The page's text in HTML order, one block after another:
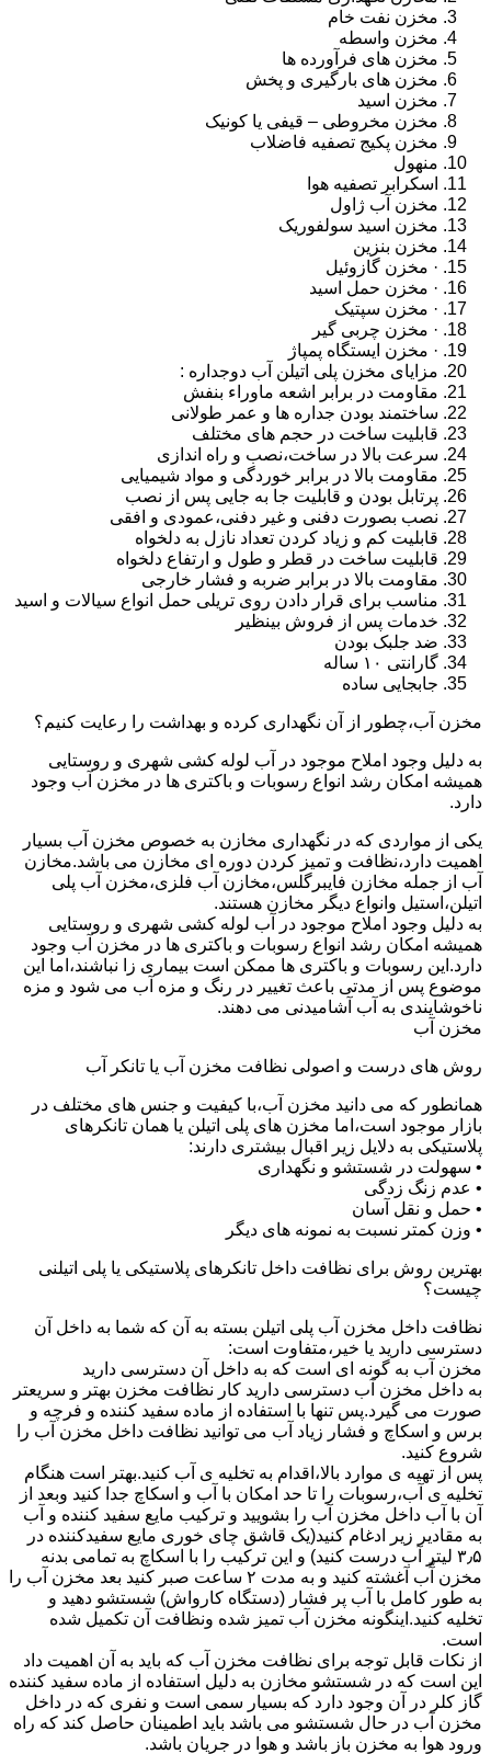
مخزن نفت خام
مخزن واسطه
مخزن های فرآورده ها
مخزن های بارگیری و پخش
مخزن اسید
مخزن مخروطی – قیفی یا کونیک
مخزن پکیج تصفیه فاضلاب
منهول
اسکرابر تصفیه هوا
مخزن آب ژاول
مخزن اسید سولفوریک
مخزن بنزین
· مخزن گازوئیل
· مخزن حمل اسید
· مخزن سپتیک
· مخزن چربی گیر
· مخزن ایستگاه پمپاژ
مزایای مخزن پلی اتیلن آب دوجداره :
مقاومت در برابر اشعه ماوراء بنفش
ساختمند بودن جداره ها و عمر طولانی
قابلیت ساخت در حجم های مختلف
سرعت بالا در ساخت،نصب و راه اندازی
مقاومت بالا در برابر خوردگی و مواد شیمیایی
پرتابل بودن و قابلیت جا به جایی پس از نصب
نصب بصورت دفنی و غیر دفنی،عمودی و افقی
قابلیت کم و زیاد کردن تعداد نازل به دلخواه
قابلیت ساخت در قطر و طول و ارتفاع دلخواه
مقاومت بالا در برابر ضربه و فشار خارجی
مناسب برای قرار دادن روی تریلی حمل انواع سیالات و اسید
خدمات پس از فروش بینظیر
ضد جلبک بودن
گارانتی ۱۰ ساله
جابجایی ساده
مخزن آب،چطور از آن نگهداری کرده و بهداشت را رعایت کنیم؟
به دلیل وجود املاح موجود در آب لوله کشی شهری و روستایی
همیشه امکان رشد انواع رسوبات و باکتری ها در مخزن آب وجود
دارد.
یکی از مواردی که در نگهداری مخازن به خصوص مخزن آب بسیار
اهمیت دارد،نظافت و تمیز کردن دوره ای مخازن می باشد.مخازن
آب از جمله مخازن فایبرگلس،مخازن آب فلزی،مخزن آب پلی
اتیلن،استیل وانواع دیگر مخازن هستند.
به دلیل وجود املاح موجود در آب لوله کشی شهری و روستایی
همیشه امکان رشد انواع رسوبات و باکتری ها در مخزن آب وجود
دارد.این رسوبات و باکتری ها ممکن است بیماری زا نباشند،اما این
موضوع پس از مدتی باعث تغییر در رنگ و مزه آب می شود و مزه
ناخوشایندی به آب آشامیدنی می دهند.
مخزن آب
روش های درست و اصولی نظافت مخزن آب یا تانکر آب
همانطور که می دانید مخزن آب،با کیفیت و جنس های مختلف در
بازار موجود است،اما مخزن های پلی اتیلن یا همان تانکرهای
پلاستیکی به دلایل زیر اقبال بیشتری دارند:
• سهولت در شستشو و نگهداری
• عدم زنگ زدگی
• حمل و نقل آسان
• وزن کمتر نسبت به نمونه های دیگر
بهترین روش برای نظافت داخل تانکرهای پلاستیکی یا پلی اتیلنی
چیست؟
نظافت داخل مخزن آب پلی اتیلن بسته به آن که شما به داخل آن
دسترسی دارید یا خیر،متفاوت است:
مخزن آب به گونه ای است که به داخل آن دسترسی دارید
به داخل مخزن آب دسترسی دارید کار نظافت مخزن بهتر و سریعتر
صورت می گیرد.پس تنها با استفاده از ماده سفید کننده و فرچه و
برس و اسکاچ و فشار زیاد آب می توانید نظافت داخل مخزن آب را
شروع کنید.
پس از تهیه ی موارد بالا،اقدام به تخلیه ی آب کنید.بهتر است هنگام
تخلیه ی آب،رسوبات را تا حد امکان با آب و اسکاچ جدا کنید وبعد از
آن با آب داخل مخزن آب را بشویید و ترکیب مایع سفید کننده و آب
به مقادیر زیر ادغام کنید(یک قاشق چای خوری مایع سفیدکننده در
۳٫۵ لیتر آب درست کنید) و این ترکیب را با اسکاچ به تمامی بدنه
مخزن آّب آغشته کنید و به مدت ۲ ساعت صبر کنید بعد مخزن آب را
به طور کامل با آب پر فشار (دستگاه کارواش) شستشو دهید و
تخلیه کنید.اینگونه مخزن آب تمیز شده ونظافت آن تکمیل شده
است.
از نکات قابل توجه برای نظافت مخزن آب که باید به آن اهمیت داد
این است که در شستشو مخازن به دلیل استفاده از ماده سفید کننده
گاز کلر در آن وجود دارد که بسیار سمی است و نفری که در داخل
مخزن آب در حال شستشو می باشد باید اطمینان حاصل کند که راه
ورود هوا به مخزن باز باشد و هوا در جریان باشد.